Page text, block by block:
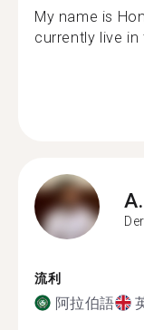
My name is
currently live in
A.
流利
阿拉伯語